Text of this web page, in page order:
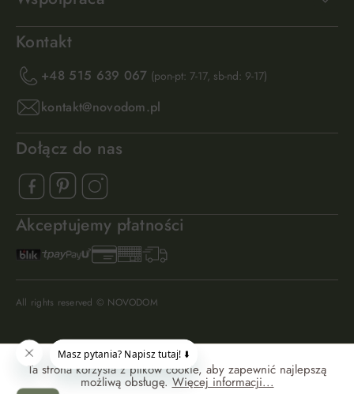
Kontakt
+48 515 639 067 (pon-pt: 7-17, sb-nd: 9-17)
kontakt@novodom.pl
Dołącz do nas
Akceptujemy płatności
All rights reserved © NOVODOM
Ta strona korzysta z plików cookie, aby zapewnić najlepszą
możliwą obsługę. Więcej informacji...